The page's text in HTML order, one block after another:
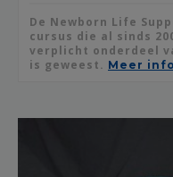
De Newborn Life
cursus die al sinds
verplicht onderdeel
is geweest. Meer